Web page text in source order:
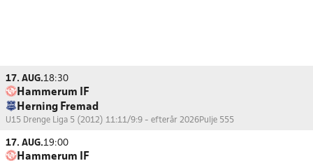
17. AUG.18:30
Hammerum IF
Herning Fremad
U15 Drenge Liga 5 (2012) 11:11/9:9 - efterår 2026Pulje 555
17. AUG.19:00
Hammerum IF